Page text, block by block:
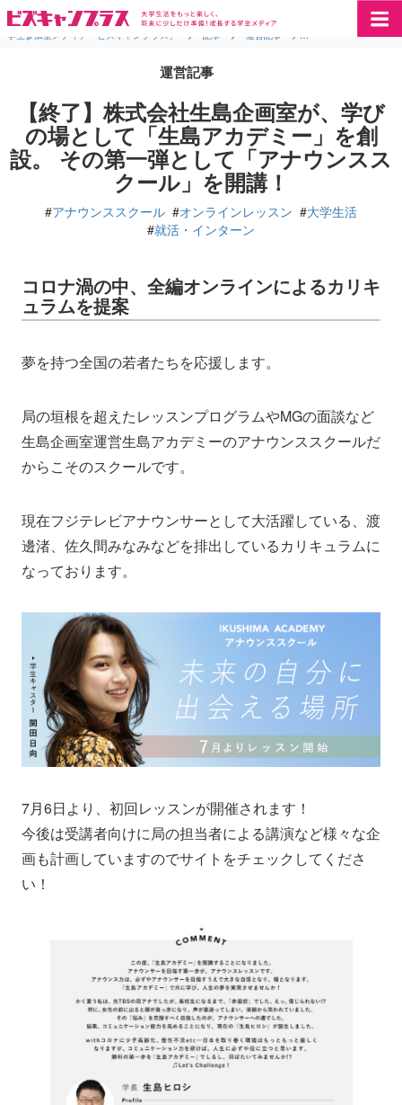
学生参加型メディア「ビズキャンプラス」 > 記事 > 運営記事 > 【終了】株式会社生島
運営記事
【終了】株式会社生島企画室が、学び
の場として「生島アカデミー」を創
設。 その第一弾として「アナウンスス
クール」を開講！
#アナウンススクール #オンラインレッスン #大学生活
#就活・インターン
コロナ渦の中、全編オンラインによるカリキ
ュラムを提案
夢を持つ全国の若者たちを応援します。
局の垣根を超えたレッスンプログラムやMGの面談など
生島企画室運営生島アカデミーのアナウンススクールだ
からこそのスクールです。
現在フジテレビアナウンサーとして大活躍している、渡
邊渚、佐久間みなみなどを排出しているカリキュラムに
なっております。
7月6日より、初回レッスンが開催されます！
今後は受講者向けに局の担当者による講演など様々な企
画も計画していますのでサイトをチェックしてくださ
い！